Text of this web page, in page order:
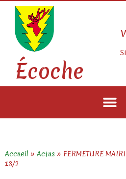
Écoche
Accueil » Actus » FERMETURE
13/2